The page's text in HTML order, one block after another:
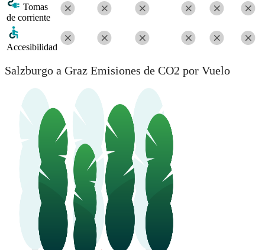
Tomas
de corriente
Accesibilidad
Salzburgo a Graz Emisiones de CO2 por Vuelo